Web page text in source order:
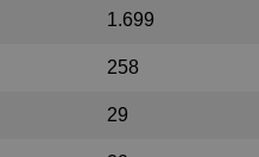
1.699
258
29